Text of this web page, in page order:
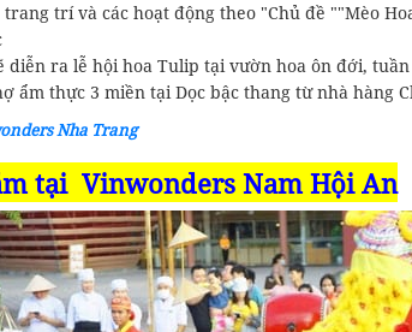
trang trí và các hoạt động theo "Chủ đề ""Mèo
diễn ra lễ hội hoa Tulip tại vườn hoa ôn đới,
ẩm thực 3 miền tại Dọc bậc thang từ nhà hàng
Nha Trang
tại Vinwonders Nam Hội An